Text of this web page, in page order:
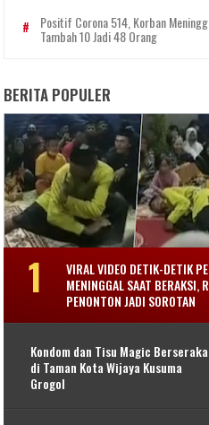
Positif Corona 514, Korban
Tambah 10 Jadi 48 Orang
BERITA POPULER
VIRAL VIDEO DETIK-DETIK
MENINGGAL SAAT BERAKSI,
PENONTON JADI SOROTAN
Kondom dan Tisu Magic
di Taman Kota Wijaya Kusuma
Grogol